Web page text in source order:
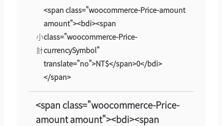
小
計
<span class="woocommerce-Price-amount
amount"><bdi><span
class="woocommerce-Price-
currencySymbol"
translate="no">NT$</span>0</bdi>
</span>
<span class="woocommerce-Price-
amount amount"><bdi><span